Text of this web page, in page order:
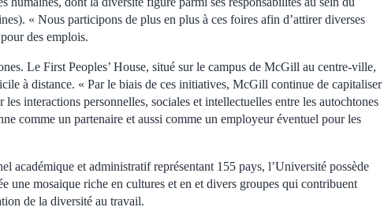
« Nous participons de plus en plus à ces foires afin d’attirer diverses
des emplois.
Le First Peoples’ House, situé sur le campus de McGill au centre-ville,
à distance. « Par le biais de ces initiatives, McGill continue de capitaliser
les interactions personnelles, sociales et intellectuelles entre les autochtones
comme un partenaire et aussi comme un employeur éventuel pour les
académique et administratif représentant 155 pays, l’Université possède
une mosaique riche en cultures et en et divers groupes qui contribuent
de la diversité au travail.